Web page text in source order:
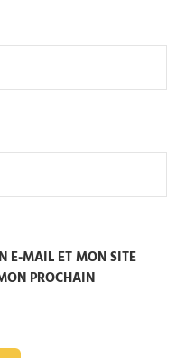
E-MAIL ET MON SITE
PROCHAIN